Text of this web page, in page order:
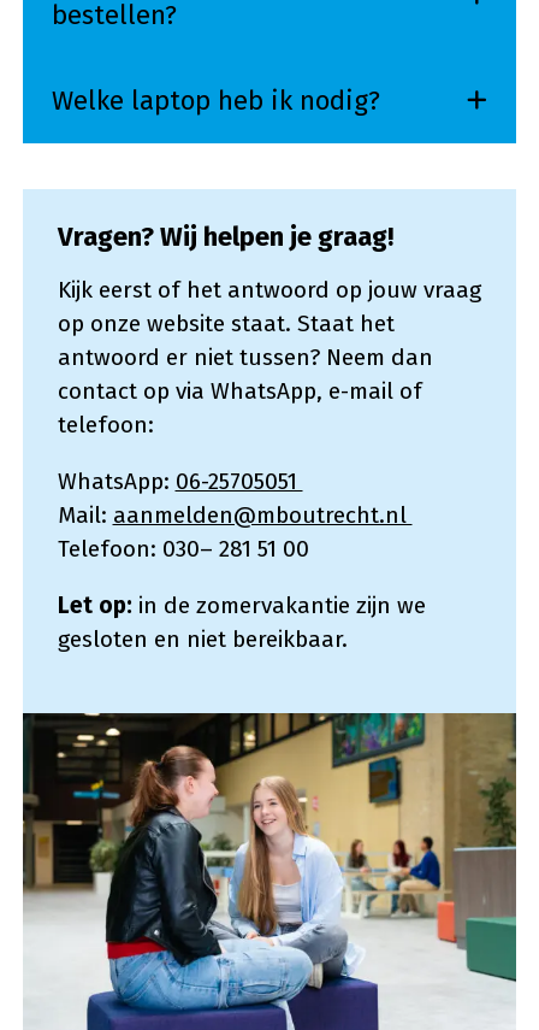
bestellen?
Welke laptop heb ik nodig?
Vragen? Wij helpen je graag!
Kijk eerst of het antwoord op jouw vraag
op onze website staat. Staat het
antwoord er niet tussen? Neem dan
contact op via WhatsApp, e-mail of
telefoon:
WhatsApp: 06-25705051
Mail: aanmelden@mboutrecht.nl
Telefoon: 030– 281 51 00
Let op: in de zomervakantie zijn we
gesloten en niet bereikbaar.